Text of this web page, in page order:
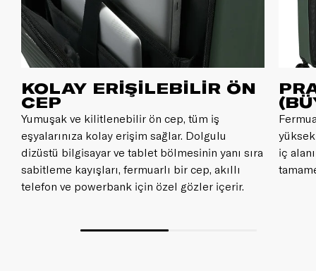
KOLAY ERİŞİLEBİLİR ÖN
CEP
Yumuşak ve kilitlenebilir ön cep, tüm iş
eşyalarınıza kolay erişim sağlar. Dolgulu
dizüstü bilgisayar ve tablet bölmesinin yanı sıra
sabitleme kayışları, fermuarlı bir cep, akıllı
telefon ve powerbank için özel gözler içerir.
iç